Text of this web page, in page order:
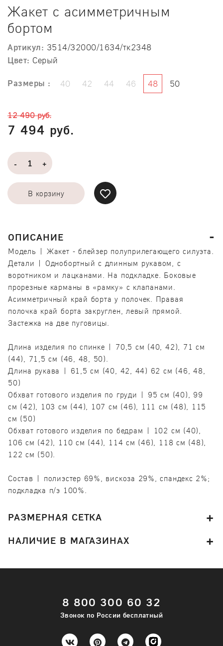
Жакет с асимметричным
бортом
Артикул: 3514/32000/1634/тк2348
Цвет: Серый
Размеры : 40 42 44 46 48 50
12 490 руб.
7 494 руб.
- +
В корзину
ОПИСАНИЕ
Модель | Жакет - блейзер полуприлегающего силуэта.
Детали | Однобортный с длинным рукавом, с
воротником и лацканами. На подкладке. Боковые
прорезные карманы в «рамку» с клапанами.
Асимметричный край борта у полочек. Правая
полочка край борта закруглен, левый прямой.
Застежка на две пуговицы.
Длина изделия по спинке | 70,5 см (40, 42), 71 см
(44), 71,5 см (46, 48, 50).
Длина рукава | 61,5 см (40, 42, 44) 62 см (46, 48,
50)
Обхват готового изделия по груди | 95 см (40), 99
см (42), 103 см (44), 107 см (46), 111 см (48), 115
см (50)
Обхват готового изделия по бедрам | 102 см (40),
106 см (42), 110 см (44), 114 см (46), 118 см (48),
122 см (50).
Состав | полиэстер 69%, вискоза 29%, спандекс 2%;
подкладка п/э 100%.
РАЗМЕРНАЯ СЕТКА
НАЛИЧИЕ В МАГАЗИНАХ
8 800 300 60 32
Звонок по России бесплатный